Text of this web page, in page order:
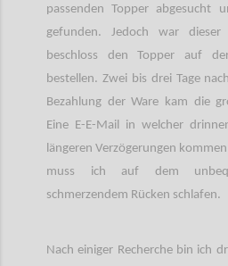
passenden Topper abgesucht
gefunden. Jedoch war
beschloss den Topper auf
bestellen. Zwei bis drei Tage
Bezahlung der Ware kam die
Eine E-E-Mail in welcher
längeren Verzögerungen
muss ich auf dem
schmerzendem Rücken schlafen.
Nach einiger Recherche bin ich